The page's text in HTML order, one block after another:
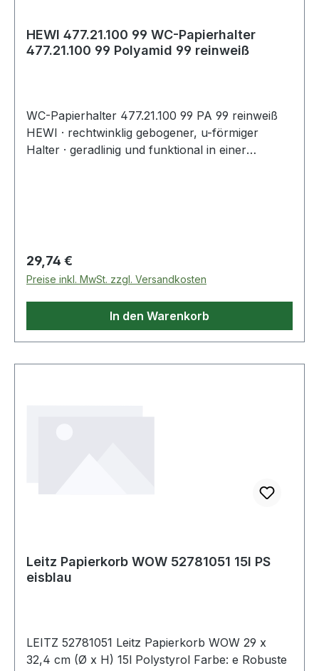
HEWI 477.21.100 99 WC-Papierhalter
477.21.100 99 Polyamid 99 reinweiß
WC-Papierhalter 477.21.100 99 PA 99 reinweiß
HEWI · rechtwinklig gebogener, u-förmiger
Halter · geradlinig und funktional in einer
den HEWI Farben Artikel: HEWI 477.21.100
Weitere technische Eigenschaften: · Farbe: 99 ·
Modell: 477.21.100 99
Regulärer Preis:
29,74 €
Preise inkl. MwSt. zzgl. Versandkosten
In den Warenkorb
Leitz Papierkorb WOW 52781051 15l PS
eisblau
LEITZ 52781051 Leitz Papierkorb WOW 29 x
32,4 cm (Ø x H) 15l Polystyrol Farbe: e Robuste